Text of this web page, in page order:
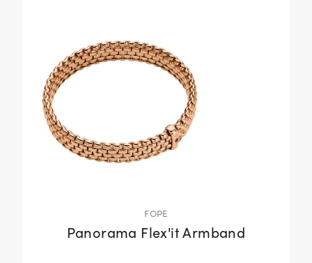
FOPE
Panorama Flex'it Armband